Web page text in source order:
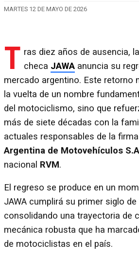
MARTES 12 DE MAYO DE 2026
T ras diez años de ausencia,
checa JAWA anuncia su
mercado argentino. Este retorno
la vuelta de un nombre
del motociclismo, sino que
más de siete décadas con la
actuales responsables de la firma
Argentina de Motovehículos
nacional RVM.
El regreso se produce en un
JAWA cumplirá su primer siglo de
consolidando una trayectoria de
mecánica robusta que ha
de motociclistas en el país.